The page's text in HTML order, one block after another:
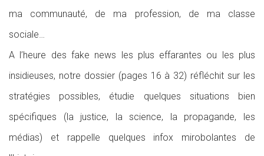
ma communauté, de ma profession, de ma classe
sociale…
A l’heure des fake news les plus effarantes ou les plus
insidieuses, notre dossier (pages 16 à 32) réfléchit sur les
stratégies possibles, étudie quelques situations bien
spécifiques (la justice, la science, la propagande, les
médias) et rappelle quelques infox mirobolantes de